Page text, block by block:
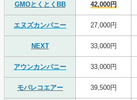
GMOとくとくBB 42,000円
エヌズカンパニー 27,000円
NEXT 33,000円
アウンカンパニー 33,000円
モバレコエアー 39,500円